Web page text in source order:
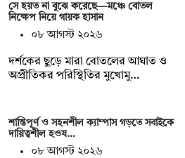
সে হয়ত না ‍বুঝে করেছে—মঞ্চে বোতল
নিক্ষেপ নিয়ে গায়ক হাসান
০৮ আগস্ট ২০২৬
দর্শকের ছুড়ে মারা বোতলের আঘাত ও
অপ্রীতিকর পরিস্থিতির মুখোমু…
শান্তিপূর্ণ ও সহনশীল ক্যাম্পাস গড়তে সবাইকে
দায়িত্বশীল হওয…
০৮ আগস্ট ২০২৬